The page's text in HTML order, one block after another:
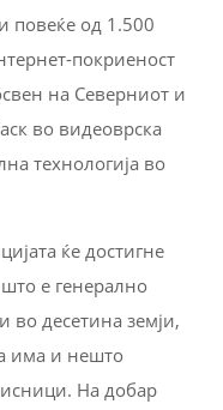
повеќе од 1.500
покриеност
на Северниот и
во видеоврска
технологија во
ќе достигне
е генерално
во десетина земји,
има и нешто
На добар